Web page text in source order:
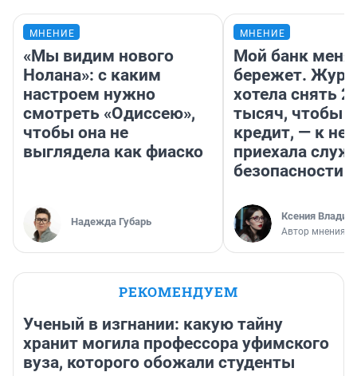
МНЕНИЕ
«Мы видим нового
Нолана»: с каким
настроем нужно
смотреть «Одиссею»,
чтобы она не
выглядела как фиаско
Надежда Губарь
МНЕНИЕ
Мой банк меня
бережет.
хотела снять
тысяч, чтобы
кредит, — к
приехала
безопасности
Ксения
Автор мнения
РЕКОМЕНДУЕМ
Ученый в изгнании: какую тайну
хранит могила профессора уфимского
вуза, которого обожали студенты